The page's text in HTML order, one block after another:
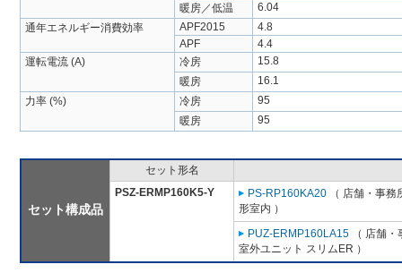
暖房／低温
6.04
通年エネルギー消費効率
APF2015
4.8
APF
4.4
運転電流 (A)
冷房
15.8
暖房
16.1
力率 (%)
冷房
95
暖房
95
セット構成品
セット形名
PSZ-ERMP160K5-Y
PS-RP160KA20 （ 店舗・事
形室内 ）
PUZ-ERMP160LA15 （ 店舗
室外ユニット スリムER ）